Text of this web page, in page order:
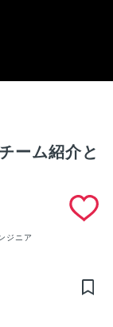
ーム紹介と
ジニア